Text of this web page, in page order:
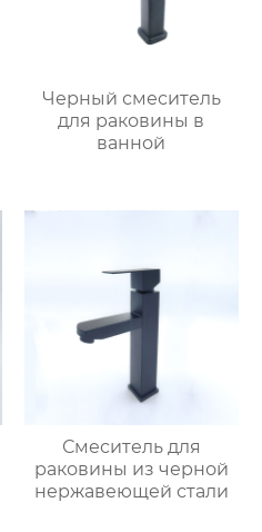
Черный смеситель
для раковины в
ванной
Смеситель для
раковины из черной
нержавеющей стали